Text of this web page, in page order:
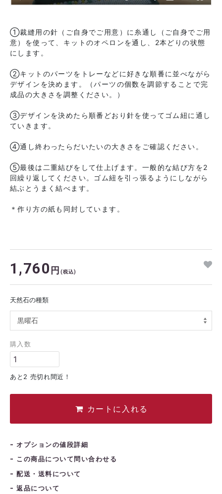
2026年9月
火
7 8 9 10
14 15 16 17
21
①裁縫用の針（ご自身でご用意）に糸通し（ご自身でご用
意）を使って、キットのオペロンを通し、2本どりの状態
にします。
②キットのパーツをトレーなどに好きな順番に並べながら
デザインを決めます。（パーツの個数を調節することで完
成品の大きさを調整ください。）
③デザインを決めたら順番どおり針を使ってゴム紐に通し
ていきます。
④通し終わったらだいたいの大きさをご確認ください。
⑤最後は二重結びをして仕上げます。一般的な結び方を2
回繰り返してください。ゴム紐を引っ張るようにしながら
結ぶとうまく結べます。
＊作り方の紙も同封しています。
オプションの値段詳細
この商品について問い合わせる
配送・送料について
返品について
1,760 円 (税込)
天然石の種類
購入数
あと2 売切れ間近！
カートに入れる